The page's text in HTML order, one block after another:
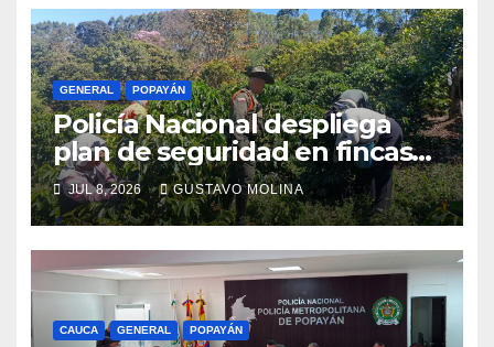
GENERAL POPAYÁN
Policía Nacional despliega
plan de seguridad en fincas
cafeteras para proteger a
productores de Popayán
JUL 8, 2026 GUSTAVO MOLINA
CAUCA GENERAL POPAYÁN